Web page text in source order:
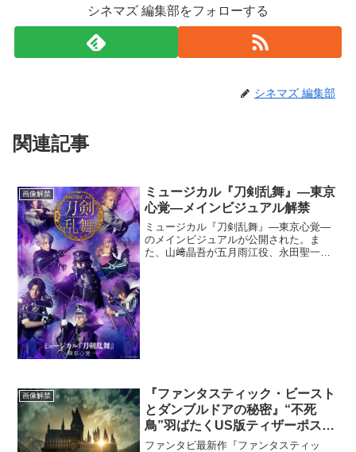
シネマズ 編集部をフォローする
シネマズ 編集部
関連記事
画像解禁
ミュージカル『刀剣乱舞』―東京
心覚―メインビジュアル解禁
ミュージカル『刀剣乱舞』―東京心覚―
のメインビジュアルが公開された。ま
た、山﨑晶吾が五月雨江役、永田聖一朗
画像解禁
『ファンタスティック・ビースト
とダンブルドアの秘密』“不死
鳥”羽ばたくUS版ティザーポスタ
ー解禁！
ファンタビ最新作『ファンタスティッ